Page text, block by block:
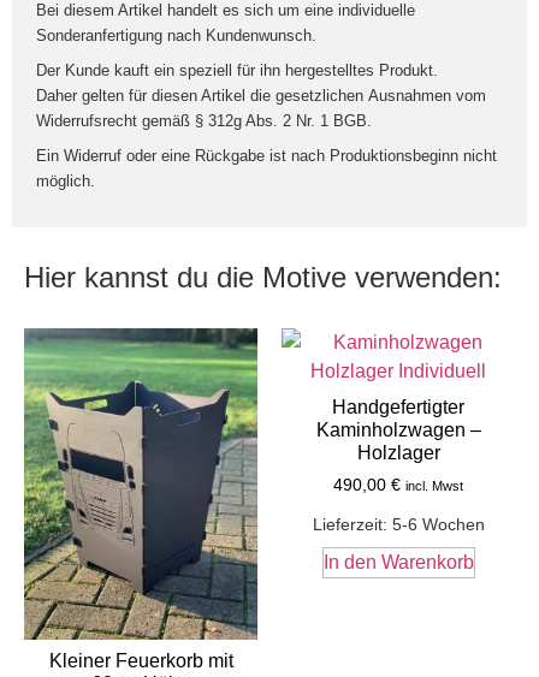
Bei diesem Artikel handelt es sich um eine individuelle
Sonderanfertigung nach Kundenwunsch.
Der Kunde kauft ein speziell für ihn hergestelltes Produkt.
Daher gelten für diesen Artikel die gesetzlichen Ausnahmen vom
Widerrufsrecht gemäß § 312g Abs. 2 Nr. 1 BGB.
Ein Widerruf oder eine Rückgabe ist nach Produktionsbeginn nicht
möglich.
Hier kannst du die Motive verwenden:
Kleiner Feuerkorb mit
Handgefertigter
Kaminholzwagen –
Holzlager
490,00 € incl. Mwst
Lieferzeit: 5-6 Wochen
In den Warenkorb